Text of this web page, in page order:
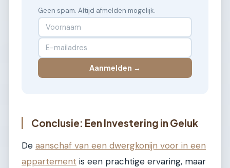
Geen spam. Altijd afmelden mogelijk.
Aanmelden →
Conclusie: Een Investering in Geluk
De aanschaf van een dwergkonijn voor in een
appartement is een prachtige ervaring, maar